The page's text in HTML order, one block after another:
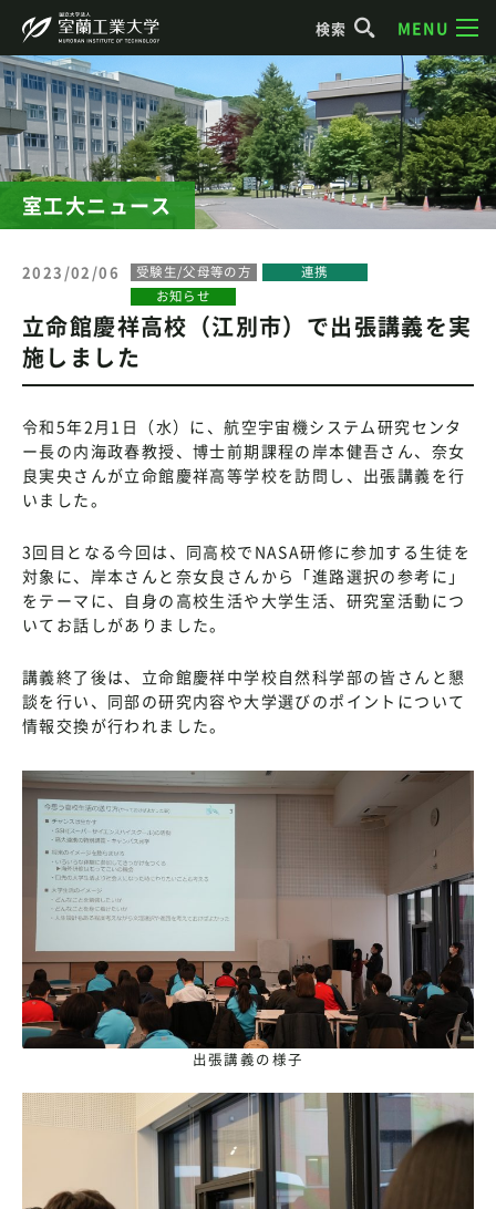
検索 MENU
室工大ニュース
2023/02/06 受験生/父母等の方
連携
お知らせ
立命館慶祥高校（江別市）で出張講義を実
施しました
令和5年2月1日（水）に、航空宇宙機システム研究センタ
ー長の内海政春教授、博士前期課程の岸本健吾さん、奈女
良実央さんが立命館慶祥高等学校を訪問し、出張講義を行
いました。
3回目となる今回は、同高校でNASA研修に参加する生徒を
対象に、岸本さんと奈女良さんから「進路選択の参考に」
をテーマに、自身の高校生活や大学生活、研究室活動につ
いてお話しがありました。
講義終了後は、立命館慶祥中学校自然科学部の皆さんと懇
談を行い、同部の研究内容や大学選びのポイントについて
情報交換が行われました。
出張講義の様子